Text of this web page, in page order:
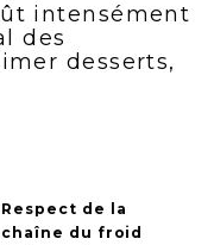
intensément
des
desserts,
Respect de la
chaîne du froid